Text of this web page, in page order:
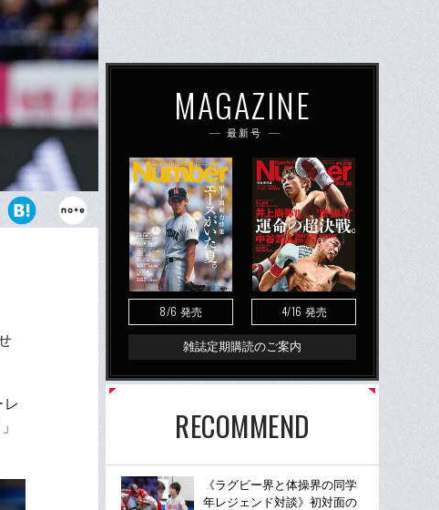
ンバー落選は、
MAGAZINE
最新号
8/6 発売 4/16 発売
雑誌定期購読のご案内
RECOMMEND
《ラグビー界と体操界の同学
年レジェンド対談》初対面の